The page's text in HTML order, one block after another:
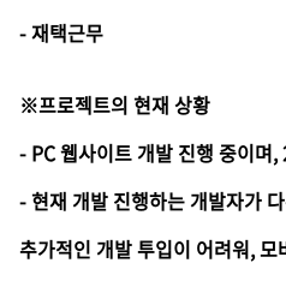
- 재택근무
※프로젝트의 현재 상황
- PC 웹사이트 개발 진행 중이며
- 현재 개발 진행하는 개발자가
추가적인 개발 투입이 어려워, 모